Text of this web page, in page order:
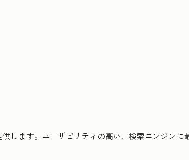
します。ユーザビリティの高い、検索エンジンに